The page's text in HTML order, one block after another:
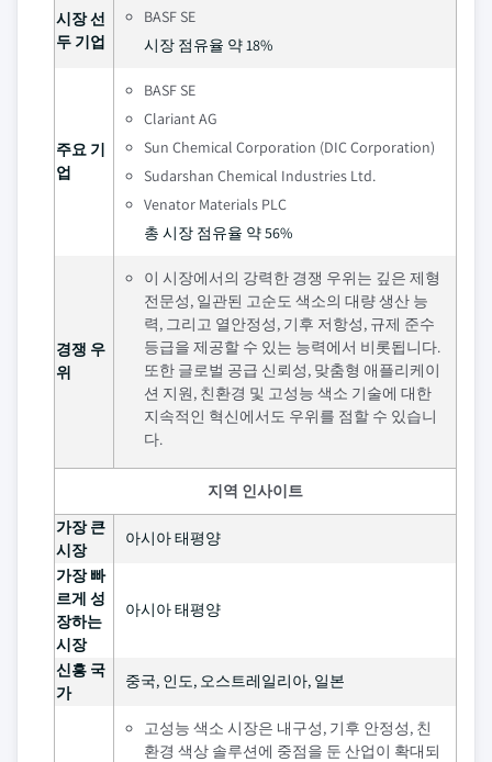
시장 선
두 기업
BASF SE
시장 점유율 약 18%
주요 기
업
BASF SE
Clariant AG
Sun Chemical Corporation (DIC Corporation)
Sudarshan Chemical Industries Ltd.
Venator Materials PLC
총 시장 점유율 약 56%
경쟁 우
위
이 시장에서의 강력한 경쟁 우위는 깊은 제형
전문성, 일관된 고순도 색소의 대량 생산 능
력, 그리고 열안정성, 기후 저항성, 규제 준수
등급을 제공할 수 있는 능력에서 비롯됩니다.
또한 글로벌 공급 신뢰성, 맞춤형 애플리케이
션 지원, 친환경 및 고성능 색소 기술에 대한
지속적인 혁신에서도 우위를 점할 수 있습니
다.
지역 인사이트
가장 큰
시장
아시아 태평양
가장 빠
르게 성
장하는
시장
아시아 태평양
신흥 국
가
중국, 인도, 오스트레일리아, 일본
고성능 색소 시장은 내구성, 기후 안정성, 친
환경 색상 솔루션에 중점을 둔 산업이 확대되